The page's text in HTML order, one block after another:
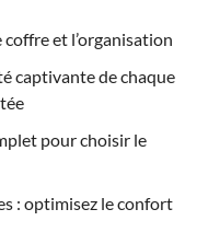
et l’organisation
captivante de chaque
pour choisir le
: optimisez le confort